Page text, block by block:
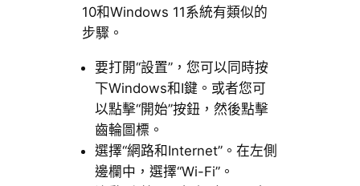
10和Windows 11系統有類似的
步驟。
要打開“設置”，您可以同時按
下Windows和I鍵。或者您可
以點擊“開始”按鈕，然後點擊
齒輪圖標。
選擇“網路和Internet”。在左側
邊欄中，選擇“Wi-Fi”。